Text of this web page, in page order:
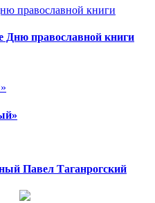
Дню православной книги
Павел Таганрогский